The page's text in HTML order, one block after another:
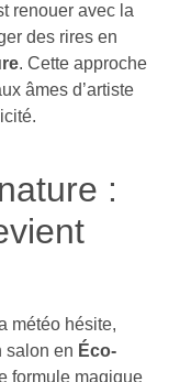
renouer avec la
des rires en
. Cette approche
âmes d’artiste
:
météo hésite,
salon en Éco-
formule magique